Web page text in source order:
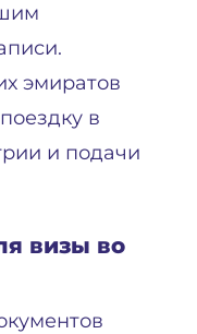
эмиратов
в
и подачи
визы во